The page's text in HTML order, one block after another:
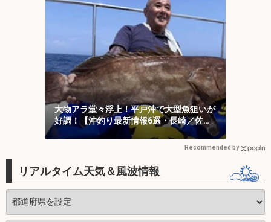
大物アラ堂々浮上！平戸沖で大型魚狙いが
好調！【沖釣り最新情報6選・長崎／佐
Recommended by
リアルタイム天気＆風波情報